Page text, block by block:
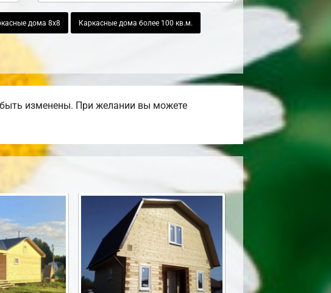
дома 8х8 Каркасные дома более 100 кв.м.
изменены. При желании вы можете